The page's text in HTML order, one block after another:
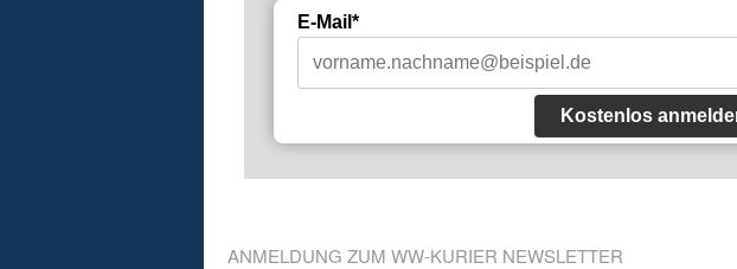
E-Mail*
Kostenlos
ANMELDUNG ZUM WW-KURIER NEWSLETTER